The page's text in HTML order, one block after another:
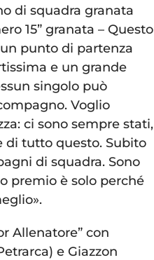
di squadra granata
15” granata – Questo
punto di partenza
e un grande
singolo può
Voglio
ci sono sempre stati,
di tutto questo. Subito
di squadra. Sono
premio è solo perché
Allenatore” con
e Giazzon